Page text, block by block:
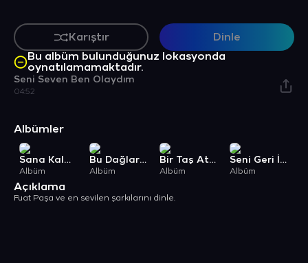
Karıştır
Dinle
Bu albüm bulunduğunuz lokasyonda
oynatılamamaktadır.
Seni Seven Ben Olaydım
04:52
Albümler
Sana Kalmış
Albüm
Bu Dağlar Kömürdendir
Albüm
Bir Taş Attım Çegile / Yılan Aktı / Yeri Hadereye
Albüm
Seni Geri İstiyorum
Albüm
Açıklama
Fuat Paşa ve en sevilen şarkılarını dinle.